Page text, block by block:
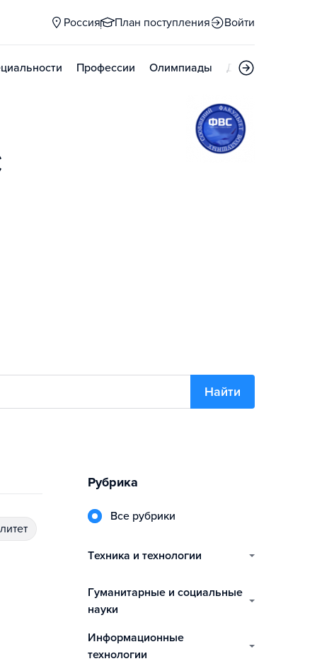
Россия План поступления Войти
Профессии Олимпиады Дни открытых
Найти
Рубрика
Все рубрики
техника и технологии
гуманитарные и социальные
науки
информационные
технологии